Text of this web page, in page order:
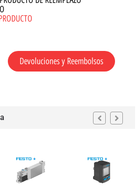
Devoluciones y Reembolsos